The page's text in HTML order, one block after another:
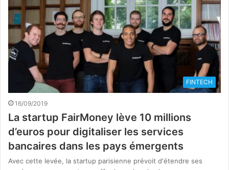
FINTECH
16/09/2019
La startup FairMoney lève 10 millions
d’euros pour digitaliser les services
bancaires dans les pays émergents
Avec cette levée, la startup parisienne prévoit d'étendre ses